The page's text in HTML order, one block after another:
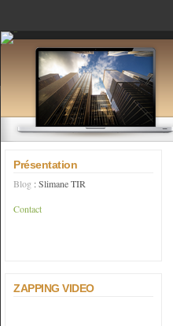
Présentation
Blog : Slimane TIR
Contact
ZAPPING VIDEO